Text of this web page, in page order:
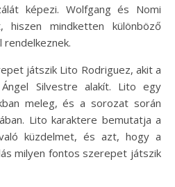
képezi. Wolfgang és Nomi
hiszen mindketten különböző
játszik Lito Rodriguez, akit a
Silvestre alakít. Lito egy
meleg, és a sorozat során
Lito karaktere bemutatja a
küzdelmet, és azt, hogy a
milyen fontos szerepet játszik